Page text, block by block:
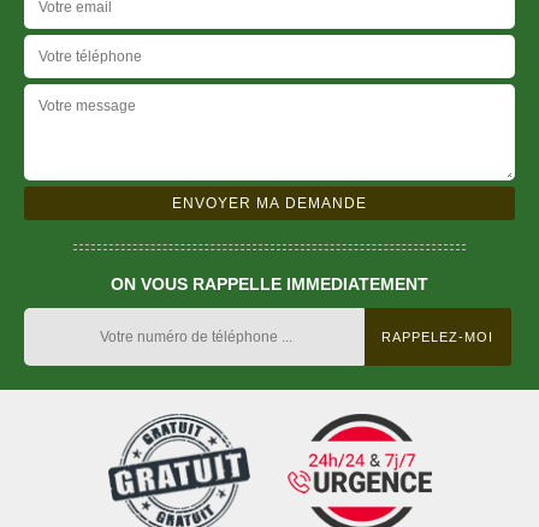
ON VOUS RAPPELLE IMMEDIATEMENT